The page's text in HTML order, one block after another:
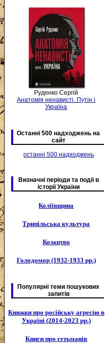
Руденко Сергій
Анатомія ненависті. Путін і
Україна
Останні 500 надходжень на
сайт
останні 500 надходжень
Визначні періоди та подіі в
історії України
Коліївщина
Трипільська культура
Козацтво
Голодомор (1932-1933 рр.)
Популярні теми пошукових
запитів
Книжки про російську агресію в
Україні (2014-2023 рр.)
Книги про гетьманів